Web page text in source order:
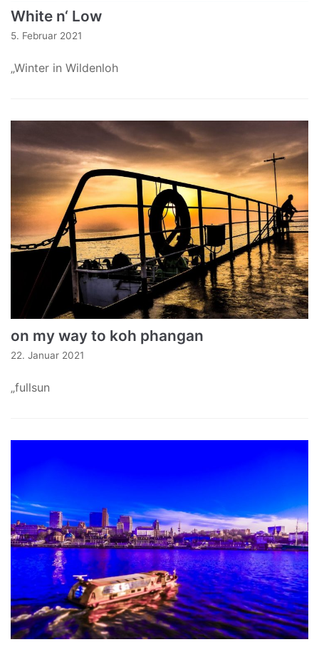
White n‘ Low
5. Februar 2021
„Winter in Wildenloh
on my way to koh phangan
22. Januar 2021
„fullsun